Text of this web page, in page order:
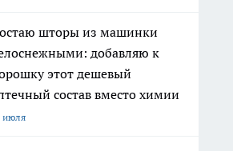
шторы из машинки
добавляю к
этот дешевый
состав вместо химии
июля